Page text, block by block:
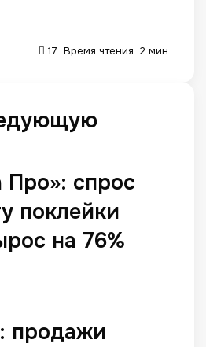
17 Время чтения: 2 мин.
Про»: спрос
поклейки
на 76%
продажи